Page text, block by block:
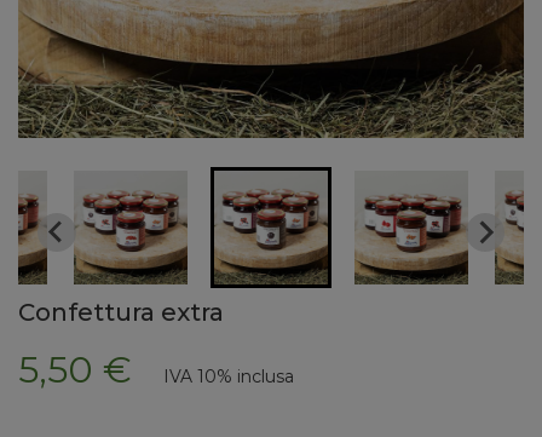
Confettura extra
5,50 € IVA 10% inclusa